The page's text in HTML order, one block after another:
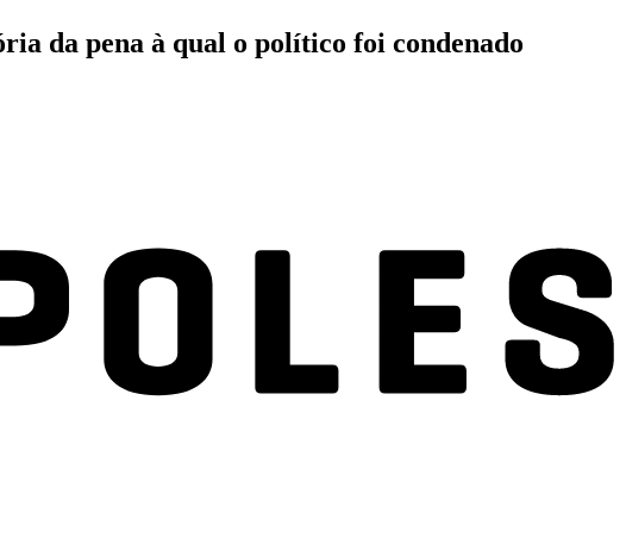
da pena à qual o político foi condenado